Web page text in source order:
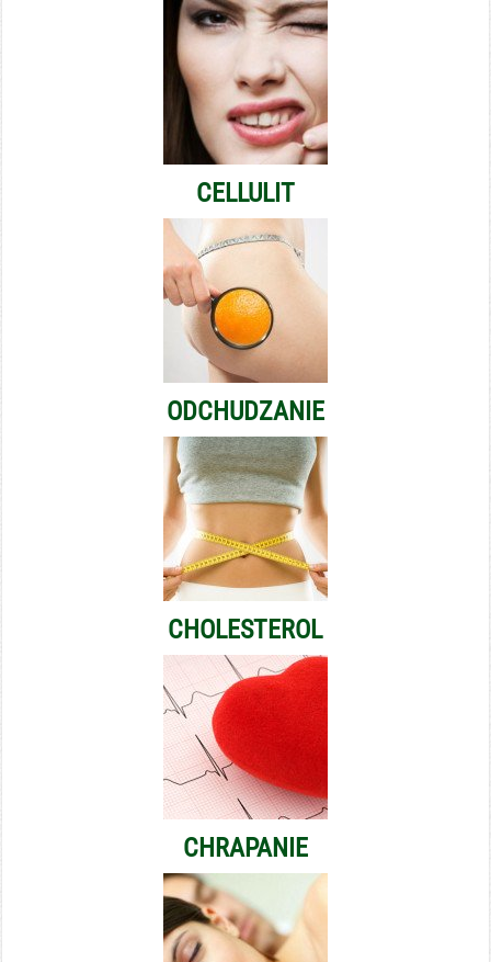
CELLULIT
ODCHUDZANIE
CHOLESTEROL
CHRAPANIE